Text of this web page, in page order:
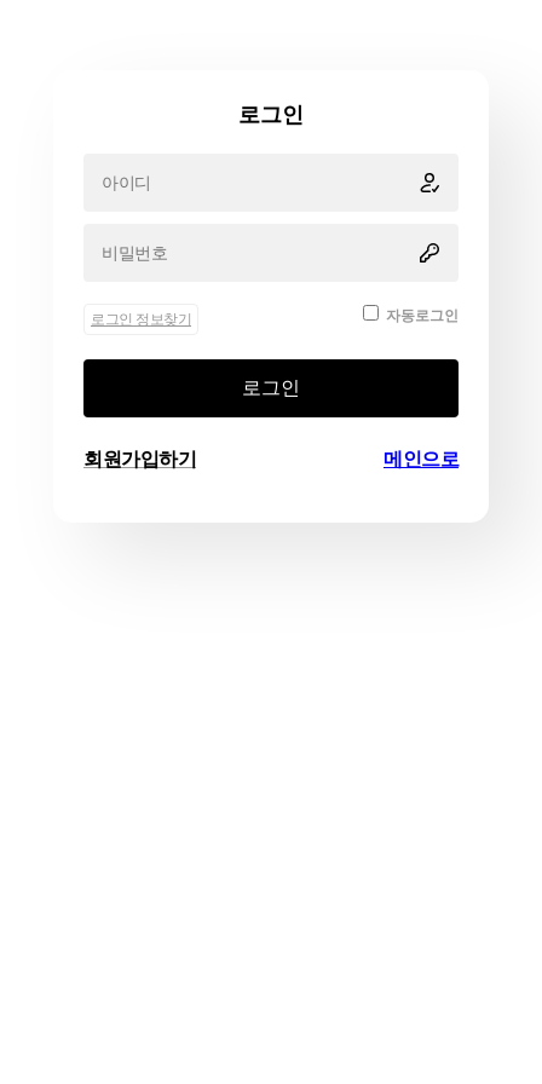
로그인
로그인 정보찾기 자동로그인
로그인
회원가입하기 메인으로